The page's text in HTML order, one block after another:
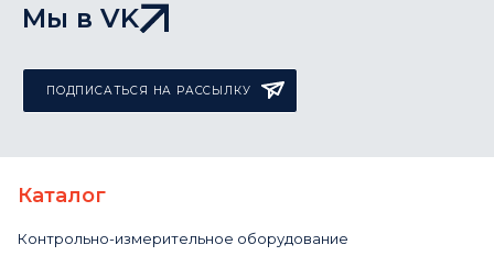
Мы в VK
ПОДПИСАТЬСЯ НА РАССЫЛКУ
Каталог
Контрольно-измерительное оборудование